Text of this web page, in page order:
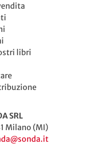
libri
SRL
Milano (MI)